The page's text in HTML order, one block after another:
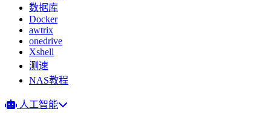
数据库
Docker
awtrix
onedrive
Xshell
测速
NAS教程
人工智能